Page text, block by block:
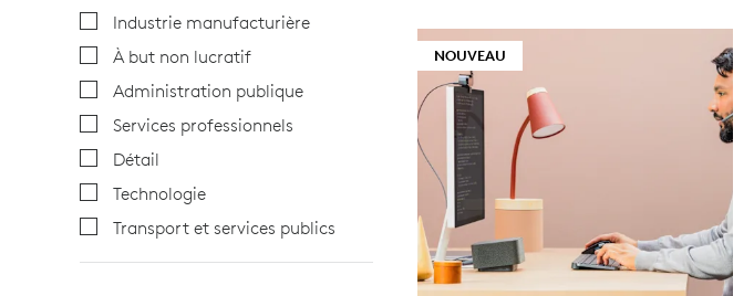
Industrie manufacturière
À but non lucratif
Administration publique
Services professionnels
Détail
Technologie
Transport et services publics
NOUVEAU